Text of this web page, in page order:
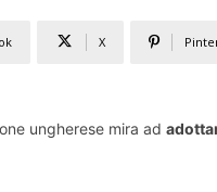
X
ungherese mira ad